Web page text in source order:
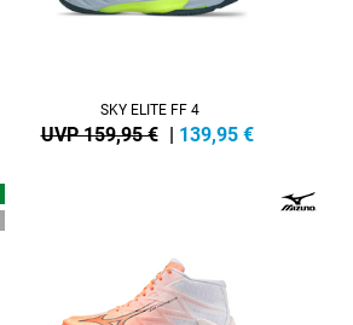
SKY ELITE FF 4
UVP 159,95 € | 139,95 €